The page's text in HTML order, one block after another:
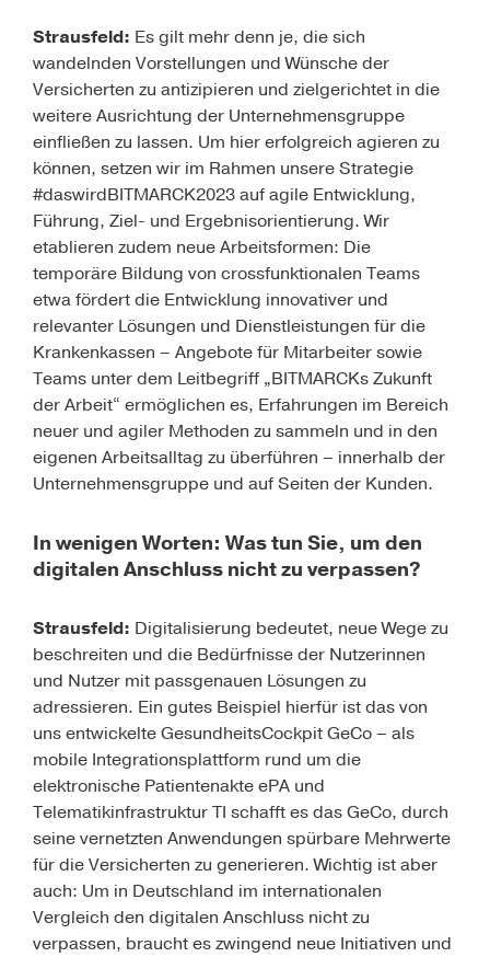
Strausfeld: Es gilt mehr denn je, die sich
wandelnden Vorstellungen und Wünsche der
Versicherten zu antizipieren und zielgerichtet in die
weitere Ausrichtung der Unternehmensgruppe
einfließen zu lassen. Um hier erfolgreich agieren zu
können, setzen wir im Rahmen unsere Strategie
#daswirdBITMARCK2023 auf agile Entwicklung,
Führung, Ziel- und Ergebnisorientierung. Wir
etablieren zudem neue Arbeitsformen: Die
temporäre Bildung von crossfunktionalen Teams
etwa fördert die Entwicklung innovativer und
relevanter Lösungen und Dienstleistungen für die
Krankenkassen – Angebote für Mitarbeiter sowie
Teams unter dem Leitbegriff „BITMARCKs Zukunft
der Arbeit“ ermöglichen es, Erfahrungen im Bereich
neuer und agiler Methoden zu sammeln und in den
eigenen Arbeitsalltag zu überführen – innerhalb der
Unternehmensgruppe und auf Seiten der Kunden.
In wenigen Worten: Was tun Sie, um den
digitalen Anschluss nicht zu verpassen?
Strausfeld: Digitalisierung bedeutet, neue Wege zu
beschreiten und die Bedürfnisse der Nutzerinnen
und Nutzer mit passgenauen Lösungen zu
adressieren. Ein gutes Beispiel hierfür ist das von
uns entwickelte GesundheitsCockpit GeCo – als
mobile Integrationsplattform rund um die
elektronische Patientenakte ePA und
Telematikinfrastruktur TI schafft es das GeCo, durch
seine vernetzten Anwendungen spürbare Mehrwerte
für die Versicherten zu generieren. Wichtig ist aber
auch: Um in Deutschland im internationalen
Vergleich den digitalen Anschluss nicht zu
verpassen, braucht es zwingend neue Initiativen und